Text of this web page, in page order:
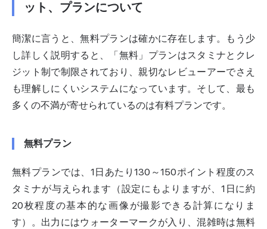
ット、プランについて
簡潔に言うと、無料プランは確かに存在します。もう少
し詳しく説明すると、「無料」プランはスタミナとクレ
ジット制で制限されており、親切なレビューアーでさえ
も理解しにくいシステムになっています。そして、最も
多くの不満が寄せられているのは有料プランです。
無料プラン
無料プランでは、1日あたり130～150ポイント程度のス
タミナが与えられます（設定にもよりますが、1日に約
20枚程度の基本的な画像が撮影できる計算になりま
す）。出力にはウォーターマークが入り、混雑時は無料